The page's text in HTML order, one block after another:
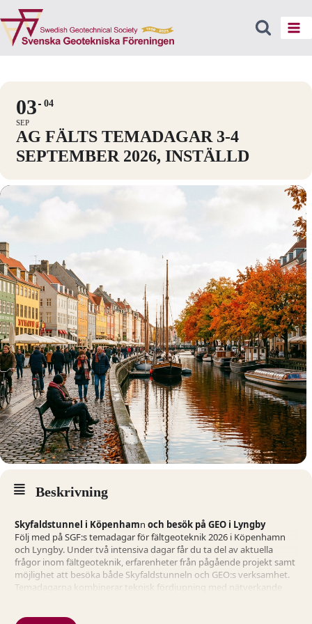
Skip
to
content
03
SEP
04
AG FÄLTS TEMADAGAR 3-4
SEPTEMBER 2026, INSTÄLLD
Beskrivning
Skyfaldstunnel i Köpenhamn och besök på GEO i Lyngby
Följ med på SGF:s temadagar för fältgeoteknik 2026 i Köpenhamn
och Lyngby. Under två intensiva dagar får du ta del av aktuella
frågor inom fältgeoteknik, erfarenheter från pågående projekt samt
möjlighet att besöka både Skyfaldstunneln och GEO:s verksamhet.
Temadagarna kombinerar teknisk fördjupning med nätverkande